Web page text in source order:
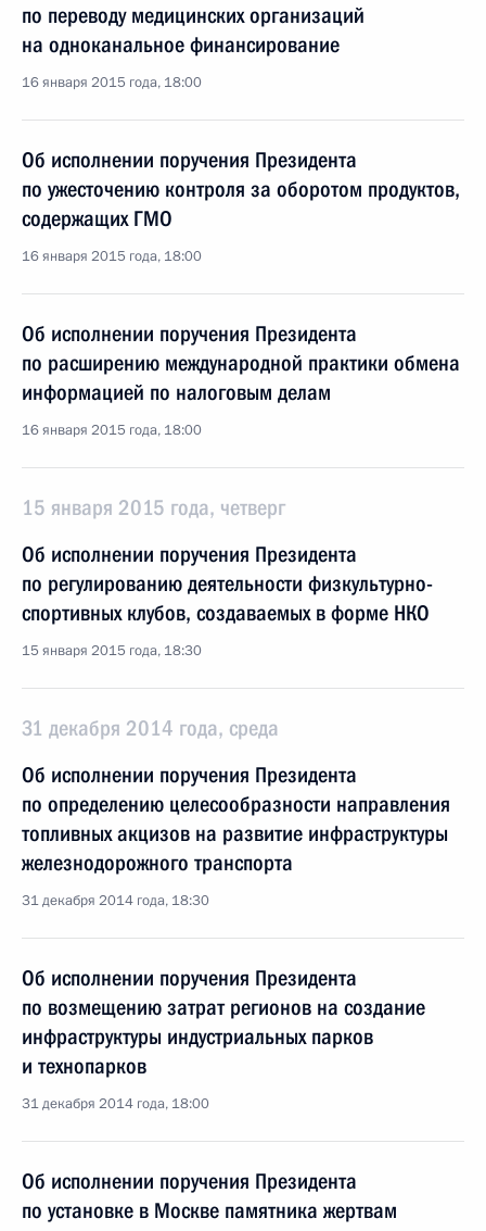
по переводу медицинских организаций
на одноканальное финансирование
16 января 2015 года, 18:00
Об исполнении поручения Президента
по ужесточению контроля за оборотом продуктов,
содержащих ГМО
16 января 2015 года, 18:00
Об исполнении поручения Президента
по расширению международной практики обмена
информацией по налоговым делам
16 января 2015 года, 18:00
15 января 2015 года, четверг
Об исполнении поручения Президента
по регулированию деятельности физкультурно-
спортивных клубов, создаваемых в форме НКО
15 января 2015 года, 18:30
31 декабря 2014 года, среда
Об исполнении поручения Президента
по определению целесообразности направления
топливных акцизов на развитие инфраструктуры
железнодорожного транспорта
31 декабря 2014 года, 18:30
Об исполнении поручения Президента
по возмещению затрат регионов на создание
инфраструктуры индустриальных парков
и технопарков
31 декабря 2014 года, 18:00
Об исполнении поручения Президента
по установке в Москве памятника жертвам